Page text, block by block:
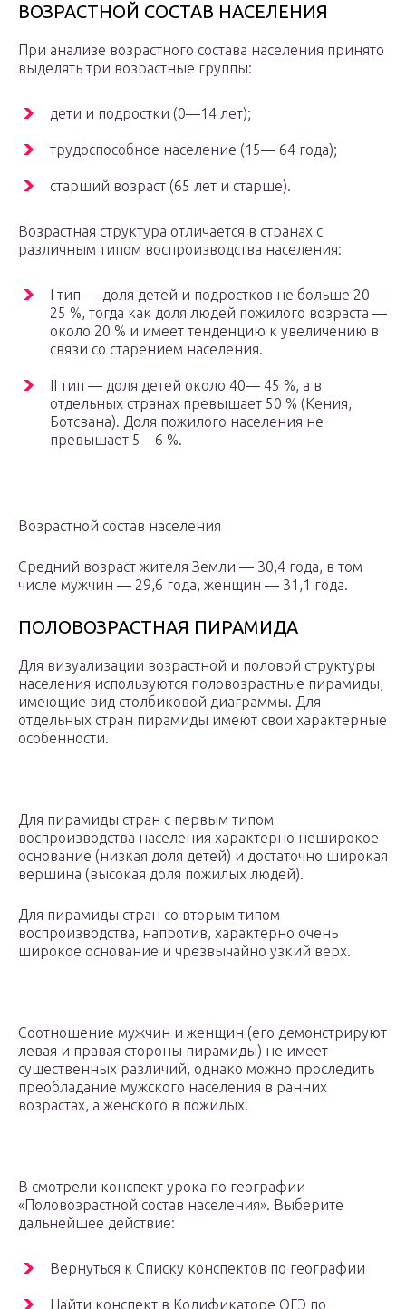
ВОЗРАСТНОЙ СОСТАВ НАСЕЛЕНИЯ
При анализе возрастного состава населения принято
выделять три возрастные группы:
дети и подростки (0—14 лет);
трудоспособное население (15— 64 года);
старший возраст (65 лет и старше).
Возрастная структура отличается в странах с
различным типом воспроизводства населения:
I тип — доля детей и подростков не больше 20—
25 %, тогда как доля людей пожилого возраста —
около 20 % и имеет тенденцию к увеличению в
связи со старением населения.
II тип — доля детей около 40— 45 %, а в
отдельных странах превышает 50 % (Кения,
Ботсвана). Доля пожилого населения не
превышает 5—6 %.
Возрастной состав населения
Средний возраст жителя Земли — 30,4 года, в том
числе мужчин — 29,6 года, женщин — 31,1 года.
ПОЛОВОЗРАСТНАЯ ПИРАМИДА
Для визуализации возрастной и половой структуры
населения используются половозрастные пирамиды,
имеющие вид столбиковой диаграммы. Для
отдельных стран пирамиды имеют свои характерные
особенности.
Для пирамиды стран с первым типом
воспроизводства населения характерно неширокое
основание (низкая доля детей) и достаточно широкая
вершина (высокая доля пожилых людей).
Для пирамиды стран со вторым типом
воспроизводства, напротив, характерно очень
широкое основание и чрезвычайно узкий верх.
Соотношение мужчин и женщин (его демонстрируют
левая и правая стороны пирамиды) не имеет
существенных различий, однако можно проследить
преобладание мужского населения в ранних
возрастах, а женского в пожилых.
В смотрели конспект урока по географии
«Половозрастной состав населения». Выберите
дальнейшее действие:
Вернуться к Списку конспектов по географии
Найти конспект в Кодификаторе ОГЭ по